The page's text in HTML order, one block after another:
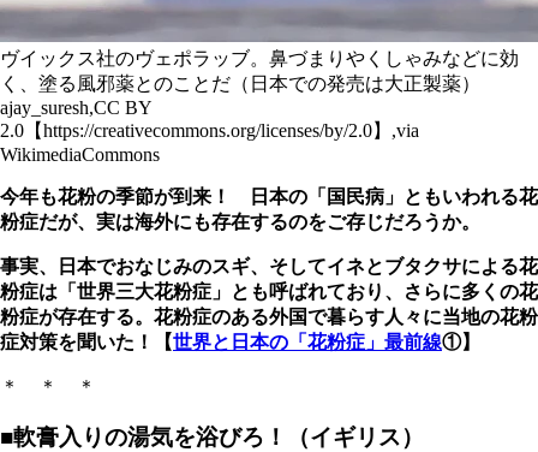
ヴイックス社のヴェポラッブ。鼻づまりやくしゃみなどに効
く、塗る風邪薬とのことだ（日本での発売は大正製薬）
ajay_suresh,CC BY
2.0【https://creativecommons.org/licenses/by/2.0】,via
WikimediaCommons
今年も花粉の季節が到来！ 日本の「国民病」ともいわれる花
粉症だが、実は海外にも存在するのをご存じだろうか。
事実、日本でおなじみのスギ、そしてイネとブタクサによる花
粉症は「世界三大花粉症」とも呼ばれており、さらに多くの花
粉症が存在する。花粉症のある外国で暮らす人々に当地の花粉
症対策を聞いた！【世界と日本の「花粉症」最前線①】
＊ ＊ ＊
■軟膏入りの湯気を浴びろ！（イギリス）